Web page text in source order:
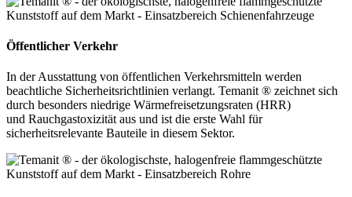
Öffentlicher Verkehr
In der Ausstattung von öffentlichen Verkehrsmitteln werden
beachtliche Sicherheitsrichtlinien verlangt. Temanit ® zeichnet sich
durch besonders niedrige Wärmefreisetzungsraten (HRR)
und Rauchgastoxizität aus und ist die erste Wahl für
sicherheitsrelevante Bauteile in diesem Sektor.